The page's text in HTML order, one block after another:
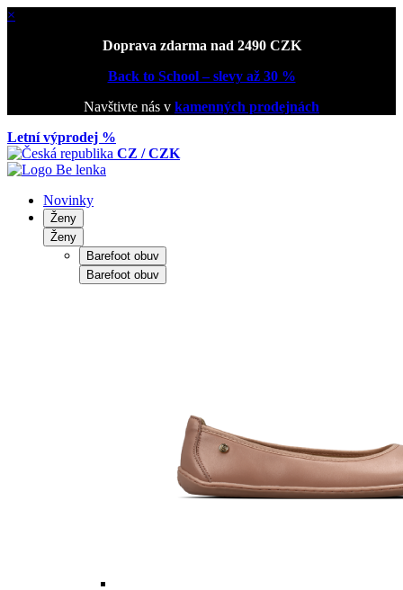
×
Doprava zdarma nad 2490 CZK
Back to School – slevy až 30 %
Navštivte nás v kamenných prodejnách
Letní výprodej %
CZ / CZK
Novinky
Ženy
Ženy
Barefoot obuv
Barefoot obuv